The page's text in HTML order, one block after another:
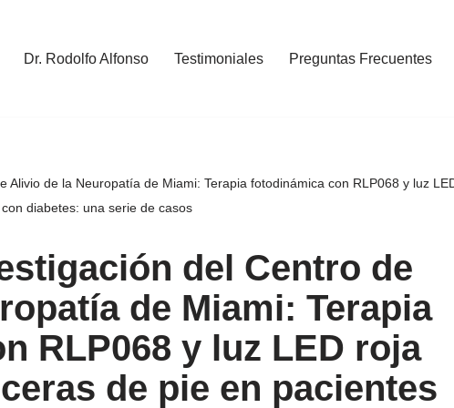
Dr. Rodolfo Alfonso Testimoniales Preguntas Frecuentes
Alivio de la Neuropatía de Miami: Terapia fotodinámica con RLP068 y luz
diabetes: una serie de casos
del Centro de
de Miami: Terapia
RLP068 y luz LED roja
de pie en pacientes